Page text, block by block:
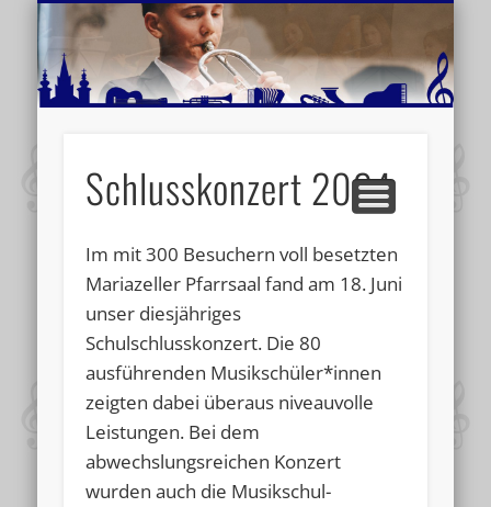
MUSIKSCHULE MARIAZELL
AKTUELLE BERICHTE
SCHULE
VIDEOS
VERANSTALTUNGSTIPPS
WEITERE INFORMATIONEN
Schlusskonzert 2024
Im mit 300 Besuchern voll besetzten
Mariazeller Pfarrsaal fand am 18. Juni
unser diesjähriges
Schulschlusskonzert. Die 80
ausführenden Musikschüler*innen
zeigten dabei überaus niveauvolle
Leistungen. Bei dem
abwechslungsreichen Konzert
wurden auch die Musikschul-